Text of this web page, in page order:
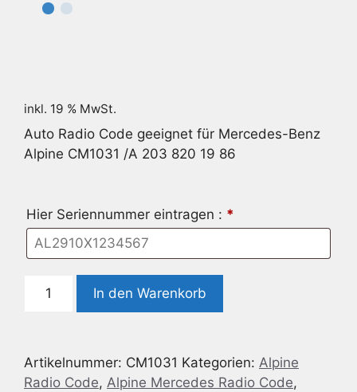
inkl. 19 % MwSt.
Auto Radio Code geeignet für Mercedes-Benz
Alpine CM1031 /A 203 820 19 86
Hier Seriennummer eintragen : *
Radio
für
Mercedes-
In den Warenkorb
Artikelnummer: CM1031 Kategorien: Alpine
Radio Code, Alpine Mercedes Radio Code,